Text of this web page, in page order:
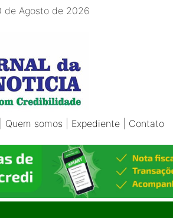
de Agosto de 2026
Quem somos Expediente Contato